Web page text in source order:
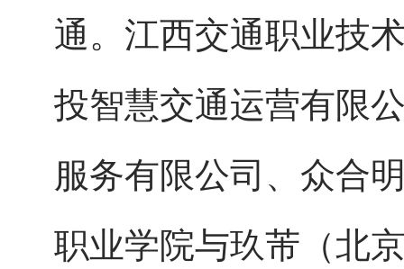
通。江西交通职业技
投智慧交通运营有限
服务有限公司、众合
职业学院与玖芾（北